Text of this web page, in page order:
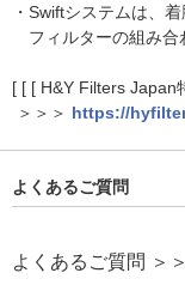
・Swiftシステムは、
フィルターの組み合
[ [ [ H&Y Filters Japan
＞＞＞ https://
よくあるご質問
よくあるご質問 ＞